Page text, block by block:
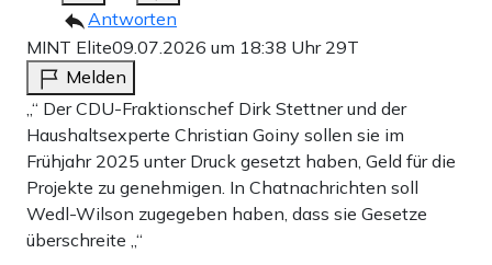
Antworten
MINT Elite09.07.2026 um 18:38 Uhr 29T
Melden
„“ Der CDU-Fraktionschef Dirk Stettner und der
Haushaltsexperte Christian Goiny sollen sie im
Frühjahr 2025 unter Druck gesetzt haben, Geld für die
Projekte zu genehmigen. In Chatnachrichten soll
Wedl-Wilson zugegeben haben, dass sie Gesetze
überschreite „“